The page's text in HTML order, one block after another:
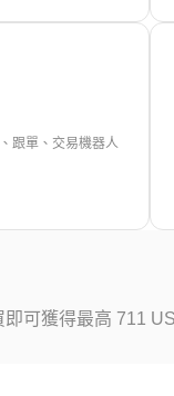
跟單、交易機器人
可獲得最高 711